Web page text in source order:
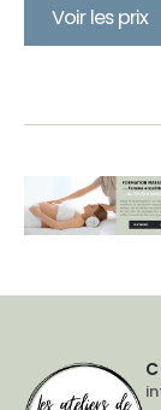
Voir les prix